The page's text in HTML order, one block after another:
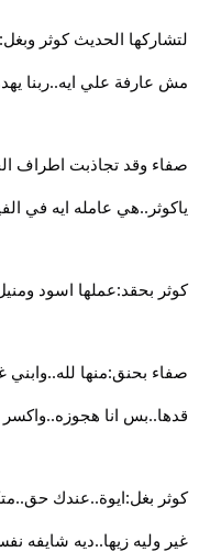
لتشاركها الحديث كوثر
مش عارفة علي ايه..ربنا
صفاء وقد تجاذبت اطراف
ياكوثر..هي عامله ايه في
كوثر بحقد:عملها اسود
صفاء بحنق:منها
قدها..بس انا هجوزه..واكسر
كوثر بغل:ايوة..عندك
غير وليه زيها..ديه شايفه